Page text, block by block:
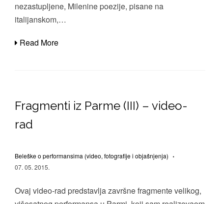
nezastupljene, Milenine poezije, pisane na
italijanskom,…
Read More
Fragmenti iz Parme (III) – video-
rad
Beleške o performansima (video, fotografije i objašnjenja)
07. 05. 2015.
Ovaj video-rad predstavlja završne fragmente velikog,